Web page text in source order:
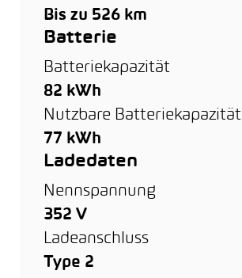
Bis zu 526 km
Batterie
Batteriekapazität
82 kWh
Nutzbare Batteriekapazität
77 kWh
Ladedaten
Nennspannung
352 V
Ladeanschluss
Type 2